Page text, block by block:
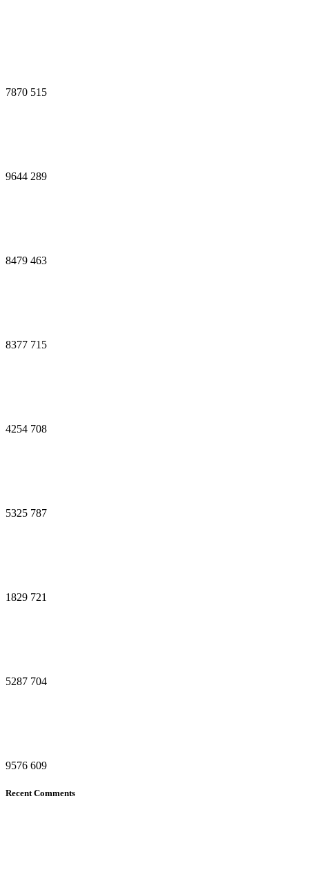
7870 515
9644 289
8479 463
8377 715
4254 708
5325 787
1829 721
5287 704
9576 609
Recent Comments